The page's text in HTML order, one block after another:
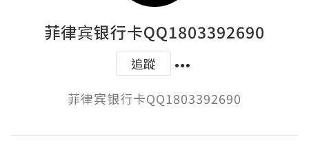
菲律宾银行卡QQ1803392690
追蹤
菲律宾银行卡QQ1803392690